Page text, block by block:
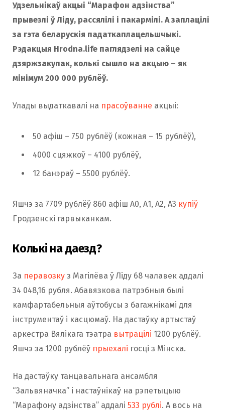
Удзельнікаў акцыі “Марафон адзінства”
прывезлі ў Ліду, рассялілі і пакармілі. А заплацілі
за гэта беларускія падаткаплацельшчыкі.
Рэдакцыя Hrodna.life паглядзелі на сайце
дзяржзакупак, колькі сышло на акцыю – як
мінімум 200 000 рублёў.
Улады выдаткавалі на прасоўванне акцыі:
50 афіш – 750 рублёў (кожная – 15 рублёў),
4000 сцяжкоў – 4100 рублёў,
12 банэраў – 5500 рублёў.
Яшчэ за 7709 рублёў 860 афіш А0, А1, А2, А3 купіў
Гродзенскі гарвыканкам.
Колькі на даезд?
За перавозку з Магілёва ў Ліду 68 чалавек аддалі
34 048,16 рубля. Абавязкова патрэбныя былі
камфартабельныя аўтобусы з багажнікамі для
інструментаў і касцюмаў. На дастаўку артыстаў
аркестра Вялікага тэатра вытрацілі 1200 рублёў.
Яшчэ за 1200 рублёў прыехалі госці з Мінска.
На дастаўку танцавальнага ансамбля
“Зальвяначка” і настаўнікаў на рэпетыцыю
“Марафону адзінства” аддалі 533 рублі. А вось на